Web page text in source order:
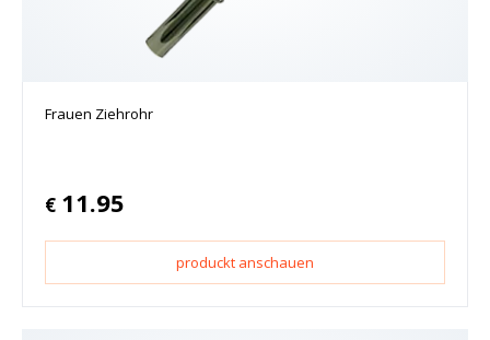
Frauen Ziehrohr
€ 11.95
produckt anschauen